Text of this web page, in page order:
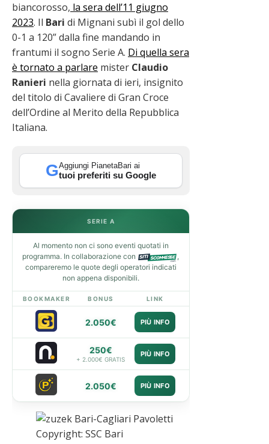
biancorosso, la sera dell’11 giugno
2023. Il Bari di Mignani subì il gol dello
0-1 a 120” dalla fine mandando in
frantumi il sogno Serie A. Di quella sera
è tornato a parlare mister Claudio
Ranieri nella giornata di ieri, insignito
del titolo di Cavaliere di Gran Croce
dell’Ordine al Merito della Repubblica
Italiana.
GAggiungi PianetaBari ai
tuoi preferiti su Google
SERIE A
Al momento non ci sono eventi quotati in
programma. In collaborazione con
,
compareremo le quote degli operatori indicati
non appena disponibili.
BOOKMAKER BONUS LINK
2.050€ PIÙ INFO
250€
+ 2.000€ GRATIS
PIÙ INFO
2.050€ PIÙ INFO
Copyright: SSC Bari